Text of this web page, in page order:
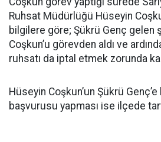
Ruhsat Müdürlüğü Hüseyin
bilgilere göre; Şükrü Genç gelen
Coşkun’u görevden aldı ve
ruhsatı da iptal etmek zorunda
Hüseyin Coşkun’un Şükrü Genç’e
başvurusu yapması ise ilçede